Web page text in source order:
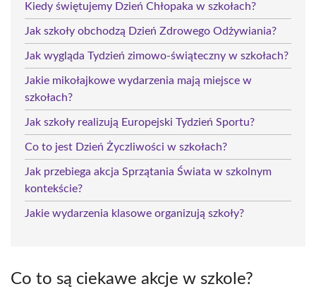
Kiedy świętujemy Dzień Chłopaka w szkołach?
Jak szkoły obchodzą Dzień Zdrowego Odżywiania?
Jak wygląda Tydzień zimowo-świąteczny w szkołach?
Jakie mikołajkowe wydarzenia mają miejsce w
szkołach?
Jak szkoły realizują Europejski Tydzień Sportu?
Co to jest Dzień Życzliwości w szkołach?
Jak przebiega akcja Sprzątania Świata w szkolnym
kontekście?
Jakie wydarzenia klasowe organizują szkoły?
Co to są ciekawe akcje w szkole?